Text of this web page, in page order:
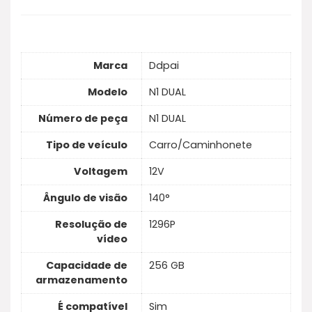
Marca
Ddpai
Modelo
N1 DUAL
Número de peça
N1 DUAL
Tipo de veículo
Carro/Caminhonete
Voltagem
12V
Ângulo de visão
140°
Resolução de
vídeo
1296P
Capacidade de
armazenamento
256 GB
É compatível Sim